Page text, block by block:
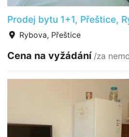
Prodej bytu 1+1, Přeštice,
Rybova, Přeštice
Cena na vyžádání /za